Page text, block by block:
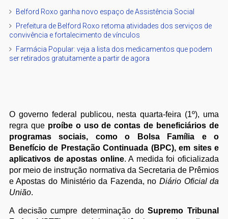
Belford Roxo ganha novo espaço de Assistência Social
Prefeitura de Belford Roxo retoma atividades dos serviços de
convivência e fortalecimento de vínculos
Farmácia Popular: veja a lista dos medicamentos que podem
ser retirados gratuitamente a partir de agora
O governo federal publicou, nesta quarta-feira (1º), uma
regra que proíbe o uso de contas de beneficiários de
programas sociais, como o Bolsa Família e o
Benefício de Prestação Continuada (BPC), em sites e
aplicativos de apostas online. A medida foi oficializada
por meio de instrução normativa da Secretaria de Prêmios
e Apostas do Ministério da Fazenda, no Diário Oficial da
União.
A decisão cumpre determinação doSupremo Tribunal